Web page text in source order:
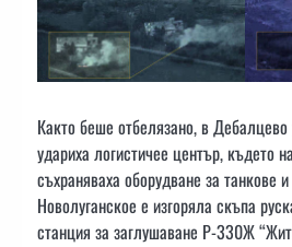
Както беше отбелязано, в
удариха логистичее център, където
съхраняваха оборудване за танкове
Новолуганское е изгоряла скъпа
станция за заглушаване Р-330Ж